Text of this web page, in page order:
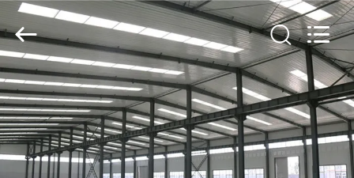
RUMAH
PRODUK
KaFa
Fabrication
Co.,
Ltd..
All
Rights
Reserved.